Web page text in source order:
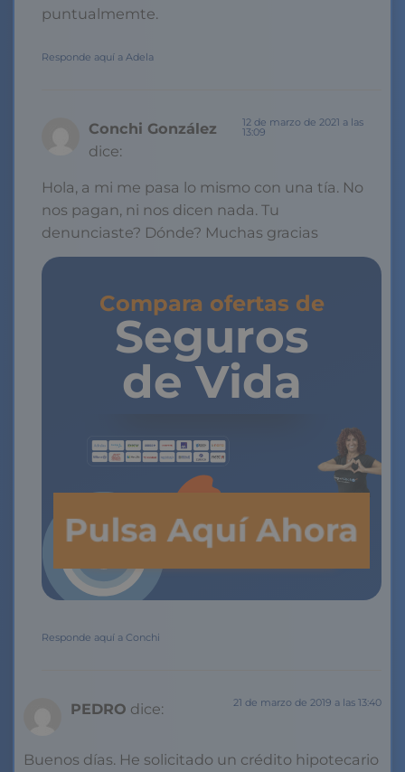
puntualmemte.
Responde aquí a Adela
Conchi González
dice:
12 de marzo de 2021 a las
13:09
Hola, a mi me pasa lo mismo con una tía. No
nos pagan, ni nos dicen nada. Tu
denunciaste? Dónde? Muchas gracias
Compara ofertas de
Seguros
de Vida
Pulsa Aquí Ahora
Responde aquí a Conchi
PEDRO dice: 21 de marzo de 2019 a las 13:40
Buenos días. He solicitado un crédito hipotecario